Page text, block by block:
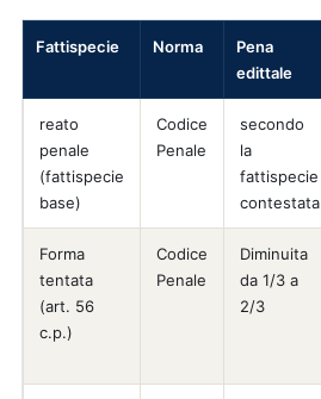
Fattispecie Norma
Pena
edittale
reato
penale
(fattispecie
base)
Codice
Penale
secondo
la
fattispecie
contestata
Forma
tentata
(art. 56
c.p.)
Codice
Penale
Diminuita
da 1/3 a
2/3